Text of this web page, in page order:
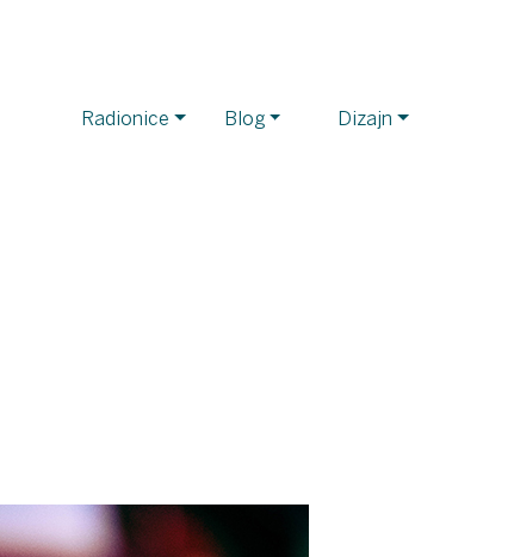
Radionice Blog Dizajn